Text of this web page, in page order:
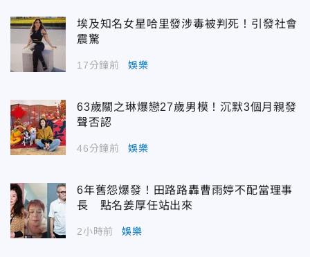
埃及知名女星哈里發涉毒被判死！引發社會
震驚
17分鐘前 娛樂
63歲關之琳爆戀27歲男模！沉默3個月親發
聲否認
46分鐘前 娛樂
6年舊怨爆發！田路路轟曹雨婷不配當理事
長 點名姜厚任站出來
2小時前 娛樂